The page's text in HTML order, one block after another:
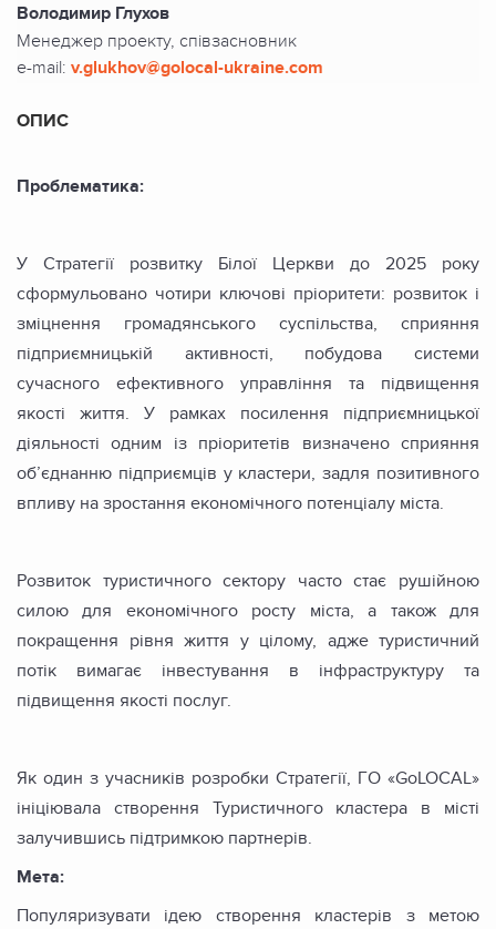
Володимир Глухов
Менеджер проекту, співзасновник
e-mail: v.glukhov@golocal-ukraine.com
ОПИС
Проблематика:
У Стратегії розвитку Білої Церкви до 2025 року
сформульовано чотири ключові пріоритети: розвиток і
зміцнення громадянського суспільства, сприяння
підприємницькій активності, побудова системи
сучасного ефективного управління та підвищення
якості життя. У рамках посилення підприємницької
діяльності одним із пріоритетів визначено сприяння
об’єднанню підприємців у кластери, задля позитивного
впливу на зростання економічного потенціалу міста.
Розвиток туристичного сектору часто стає рушійною
силою для економічного росту міста, а також для
покращення рівня життя у цілому, адже туристичний
потік вимагає інвестування в інфраструктуру та
підвищення якості послуг.
Як один з учасників розробки Стратегії, ГО «GoLOCAL»
ініціювала створення Туристичного кластера в місті
залучившись підтримкою партнерів.
Мета:
Популяризувати ідею створення кластерів з метою